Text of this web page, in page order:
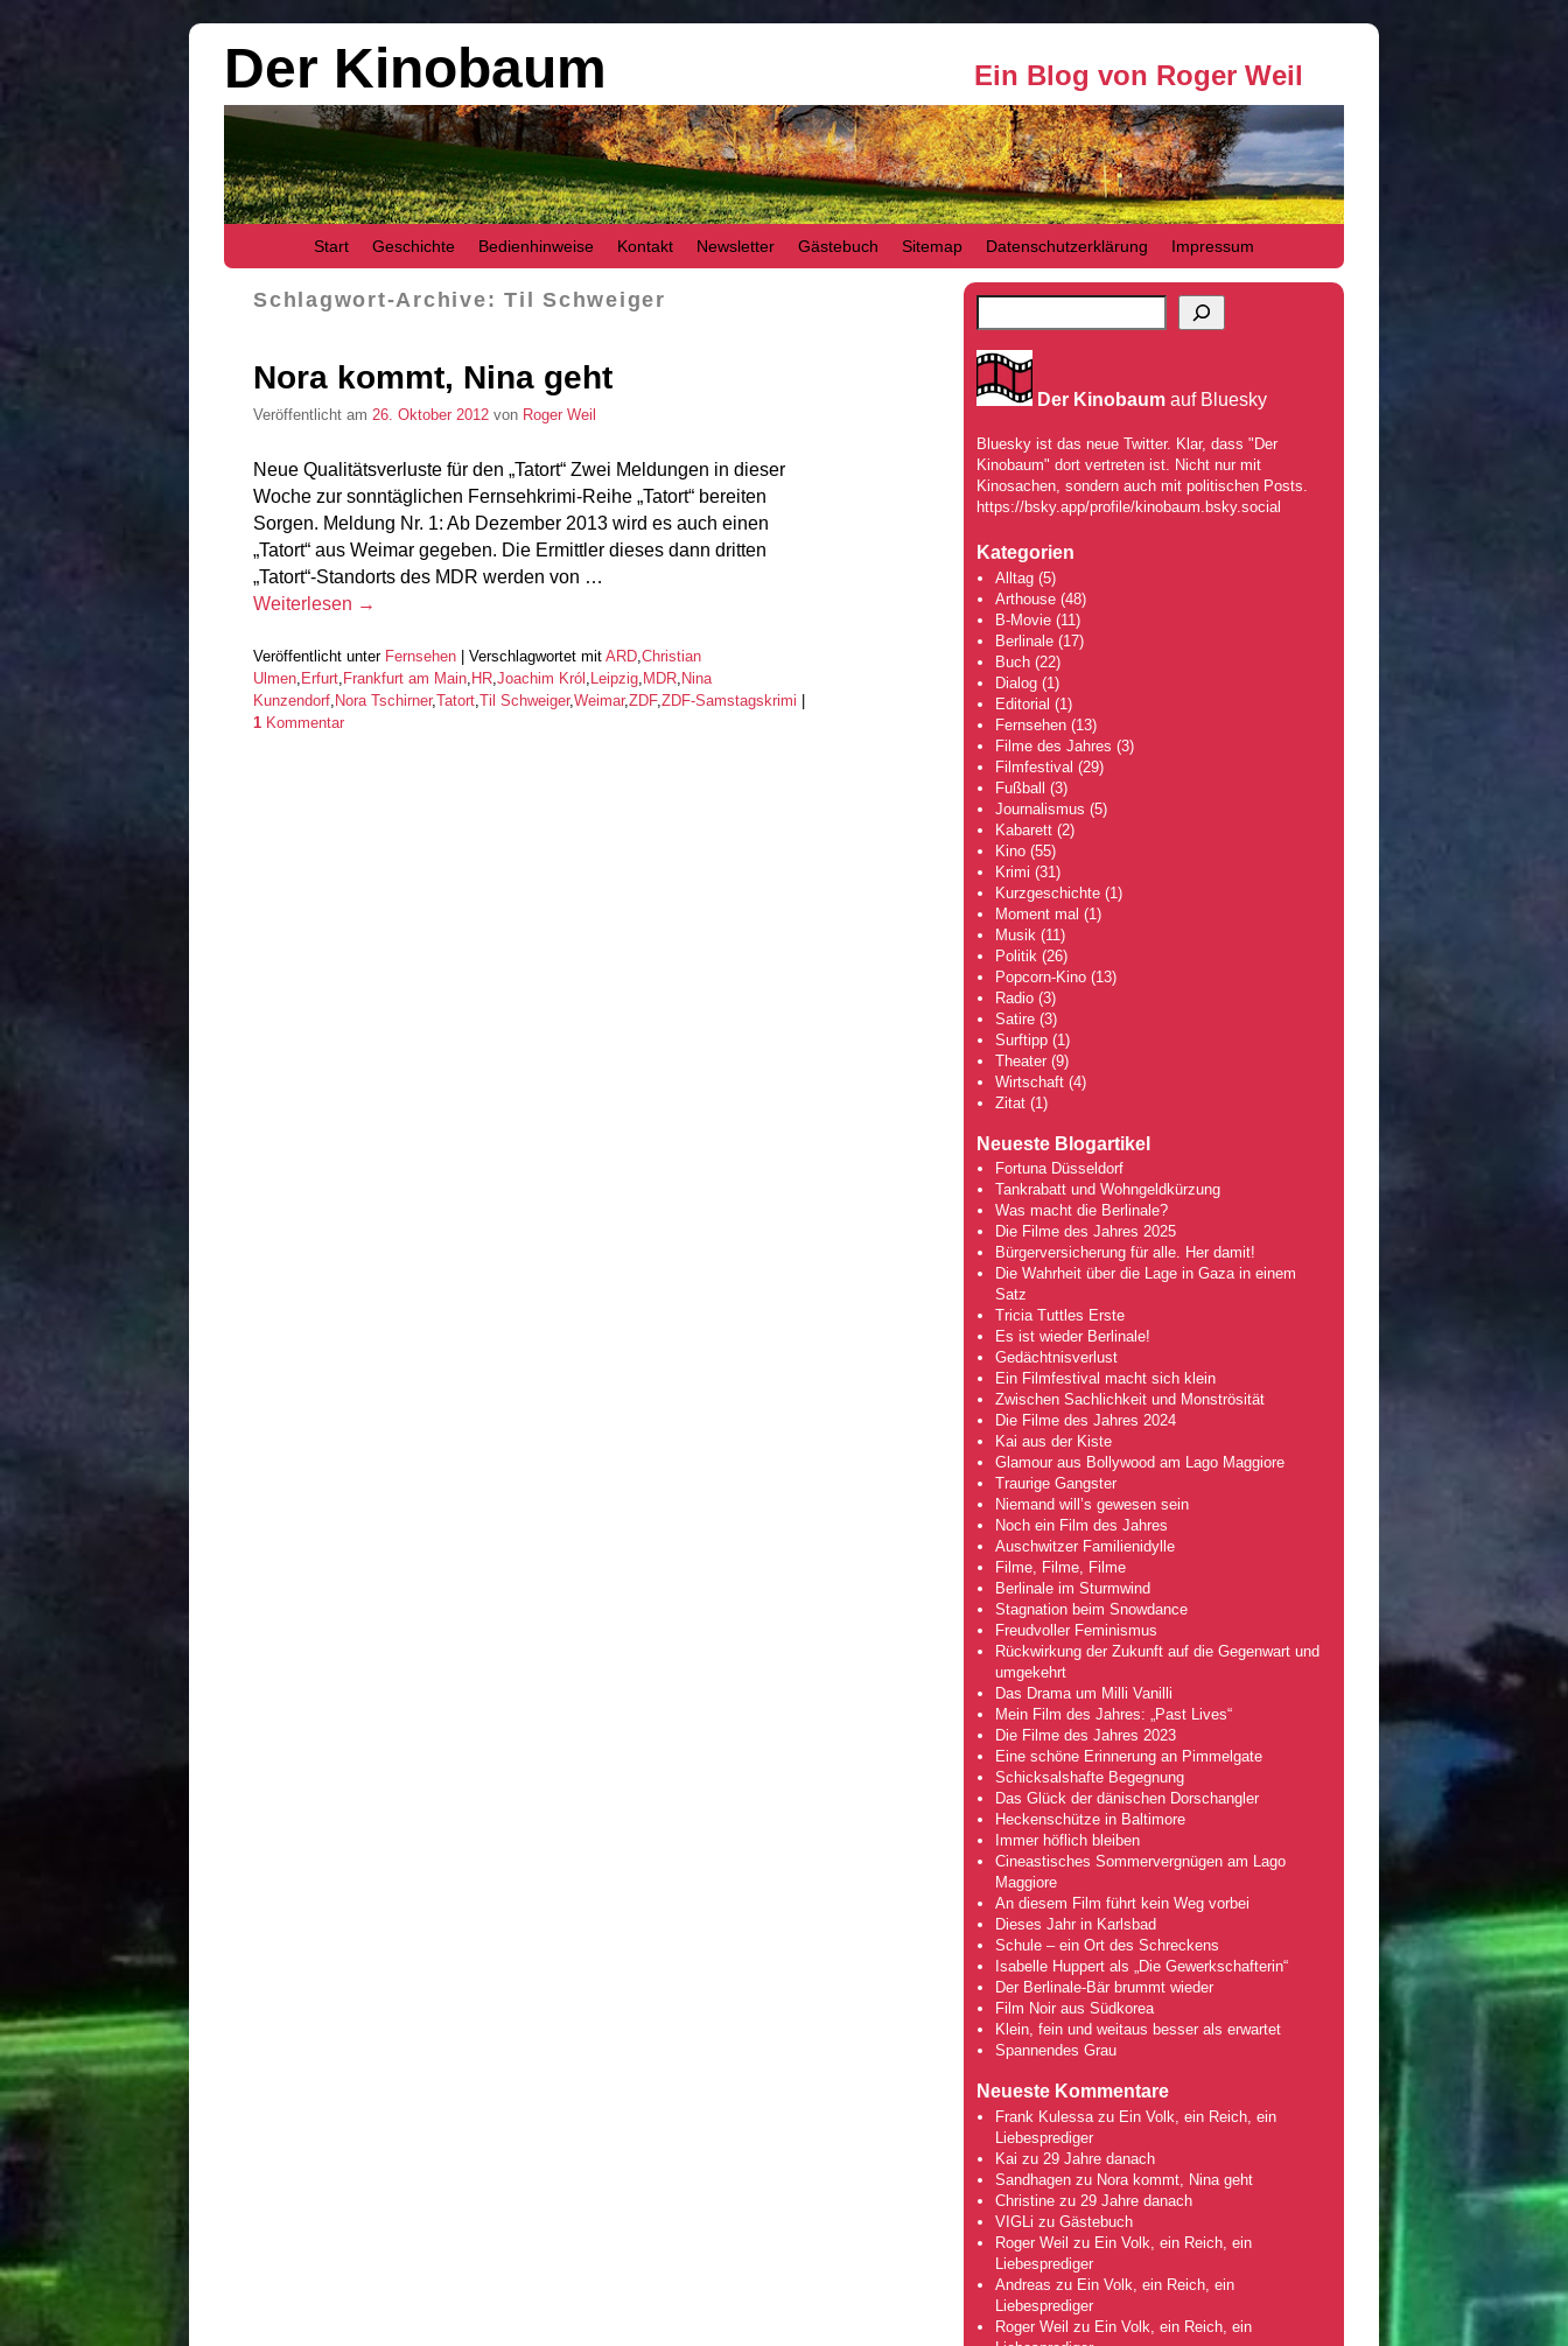
Der Kinobaum Ein Blog von Roger Weil
Start Geschichte Bedienhinweise Kontakt Newsletter Gästebuch Sitemap Datenschutzerklärung Impressum
Schlagwort-Archive:Til Schweiger
Nora kommt, Nina geht
Veröffentlicht am 26. Oktober 2012 von Roger Weil
Neue Qualitätsverluste für den „Tatort“ Zwei Meldungen in dieser
Woche zur sonntäglichen Fernsehkrimi-Reihe „Tatort“ bereiten
Sorgen. Meldung Nr. 1: Ab Dezember 2013 wird es auch einen
„Tatort“ aus Weimar gegeben. Die Ermittler dieses dann dritten
„Tatort“-Standorts des MDR werden von …
Weiterlesen →
Veröffentlicht unter Fernsehen Verschlagwortet mit ARD Christian
Ulmen Erfurt Frankfurt am Main HR Joachim Król Leipzig MDR Nina
Kunzendorf Nora Tschirner, Tatort Til Schweiger, Weimar, ZDF, ZDF-Samstagskrimi
1 Kommentar
Der Kinobaumauf Bluesky
Bluesky ist das neue Twitter. Klar, dass "Der
Kinobaum" dort vertreten ist. Nicht nur mit
Kinosachen, sondern auch mit politischen Posts.
https://bsky.app/profile/kinobaum.bsky.social
Kategorien
Alltag(5)
Arthouse(48)
B-Movie(11)
Berlinale(17)
Buch(22)
Dialog(1)
Editorial (1)
Fernsehen(13)
Filme des Jahres (3)
Filmfestival (29)
Fußball (3)
Journalismus (5)
Kabarett(2)
Kino(55)
Krimi (31)
Kurzgeschichte(1)
Moment mal (1)
Musik (11)
Politik (26)
Popcorn-Kino(13)
Radio(3)
Satire(3)
Surftipp(1)
Theater(9)
Wirtschaft(4)
Zitat(1)
Neueste Blogartikel
Fortuna Düsseldorf
Tankrabatt und Wohngeldkürzung
Was macht die Berlinale?
Die Filme des Jahres 2025
Bürgerversicherung für alle. Her damit!
Die Wahrheit über die Lage in Gaza in einem
Satz
Tricia Tuttles Erste
Es ist wieder Berlinale!
Gedächtnisverlust
Ein Filmfestival macht sich klein
Zwischen Sachlichkeit und Monströsität
Die Filme des Jahres 2024
Kai aus der Kiste
Glamour aus Bollywood am Lago Maggiore
Traurige Gangster
Niemand will’s gewesen sein
Noch ein Film des Jahres
Auschwitzer Familienidylle
Filme, Filme, Filme
Berlinale im Sturmwind
Stagnation beim Snowdance
Freudvoller Feminismus
Rückwirkung der Zukunft auf die Gegenwart und
umgekehrt
Das Drama um Milli Vanilli
Mein Film des Jahres: „Past Lives“
Die Filme des Jahres 2023
Eine schöne Erinnerung an Pimmelgate
Schicksalshafte Begegnung
Das Glück der dänischen Dorschangler
Heckenschütze in Baltimore
Immer höflich bleiben
Cineastisches Sommervergnügen am Lago
Maggiore
An diesem Film führt kein Weg vorbei
Dieses Jahr in Karlsbad
Schule – ein Ort des Schreckens
Isabelle Huppert als „Die Gewerkschafterin“
Der Berlinale-Bär brummt wieder
Film Noir aus Südkorea
Klein, fein und weitaus besser als erwartet
Spannendes Grau
Neueste Kommentare
Frank Kulessazu Ein Volk, ein Reich, ein
Liebesprediger
Kai zu 29 Jahre danach
Sandhagenzu Nora kommt, Nina geht
Christinezu 29 Jahre danach
VIGLi zu Gästebuch
Roger Weil zu Ein Volk, ein Reich, ein
Liebesprediger
Andreas zu Ein Volk, ein Reich, ein
Liebesprediger
Roger Weil zu Ein Volk, ein Reich, ein